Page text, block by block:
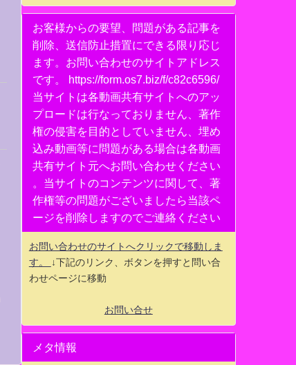
お客様からの要望、問題がある記事を
削除、送信防止措置にできる限り応じ
ます。お問い合わせのサイトアドレス
です。 https://form.os7.biz/f/c82c6596/
当サイトは各動画共有サイトへのアッ
プロードは行なっておりません、著作
権の侵害を目的としていません、埋め
込み動画等に問題がある場合は各動画
共有サイト元へお問い合わせください
。当サイトのコンテンツに関して、著
作権等の問題がございましたら当該ペ
ージを削除しますのでご連絡ください
お問い合わせのサイトへクリックで移動しま
す。
↓下記のリンク、ボタンを押すと問い合
わせページに移動
お問い合せ
メタ情報